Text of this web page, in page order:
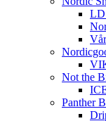
LD
Not the
Panther